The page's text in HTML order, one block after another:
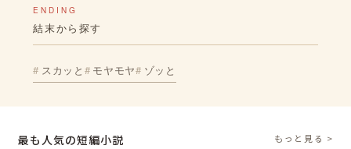
ENDING
結末から探す
スカッと モヤモヤ ゾッと
最も人気の短編小説 もっと見る >